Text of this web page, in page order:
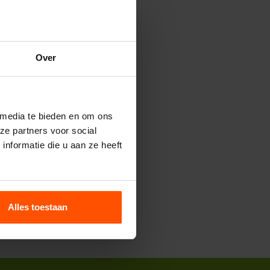
Over
te bieden en om ons
partners voor social
die u aan ze heeft
Alles toestaan